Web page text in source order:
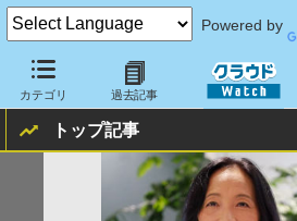
Powered by
カテゴリ 過去記事
クラウド Watch8月6日(木) 14:16 更新
トップ記事